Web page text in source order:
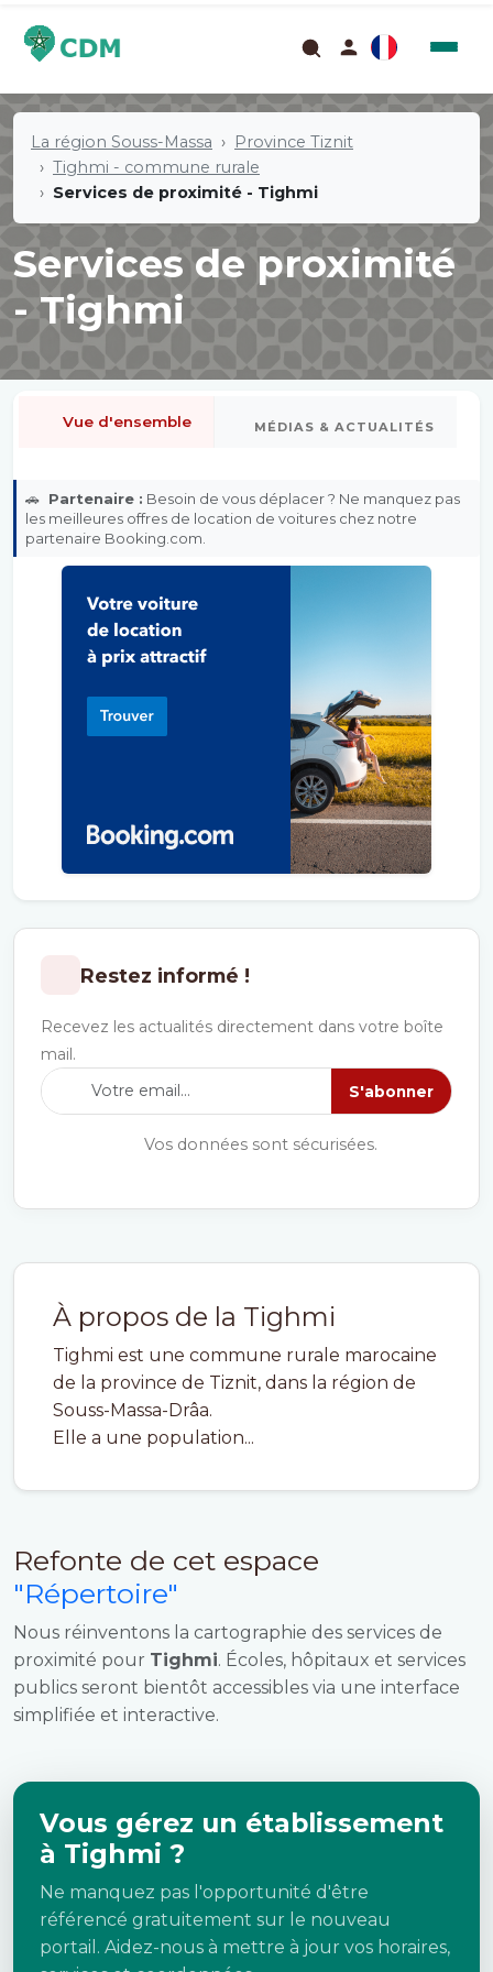
La région Souss-Massa
Province Tiznit
Tighmi - commune rurale
Services de proximité - Tighmi
Services de proximité
- Tighmi
À propos de la Tighmi
Tighmi est une commune rurale marocaine
de la province de Tiznit, dans la région de
Souss-Massa-Drâa.
Elle a une population...
Refonte de cet espace
"Répertoire"
Nous réinventons la cartographie des services de
proximité pour Tighmi. Écoles, hôpitaux et services
publics seront bientôt accessibles via une interface
simplifiée et interactive.
Vous gérez un établissement
à Tighmi ?
Ne manquez pas l'opportunité d'être
référencé gratuitement sur le nouveau
portail. Aidez-nous à mettre à jour vos horaires,
Vue d'ensemble MÉDIAS & ACTUALITÉS
🚗 Partenaire : Besoin de vous déplacer ? Ne manquez pas
les meilleures offres de location de voitures chez notre
partenaire Booking.com.
Restez informé !
Recevez les actualités directement dans votre boîte
mail.
S'abonner
Vos données sont sécurisées.